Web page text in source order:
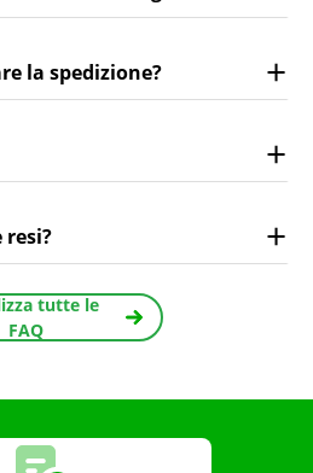
la spedizione?
resi?
tutte le
FAQ